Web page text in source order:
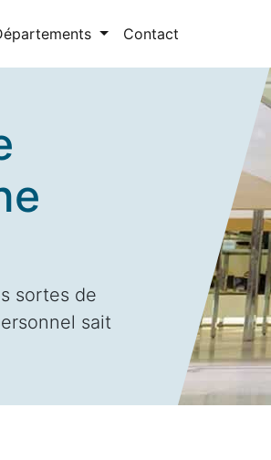
Contact
sortes de
sait